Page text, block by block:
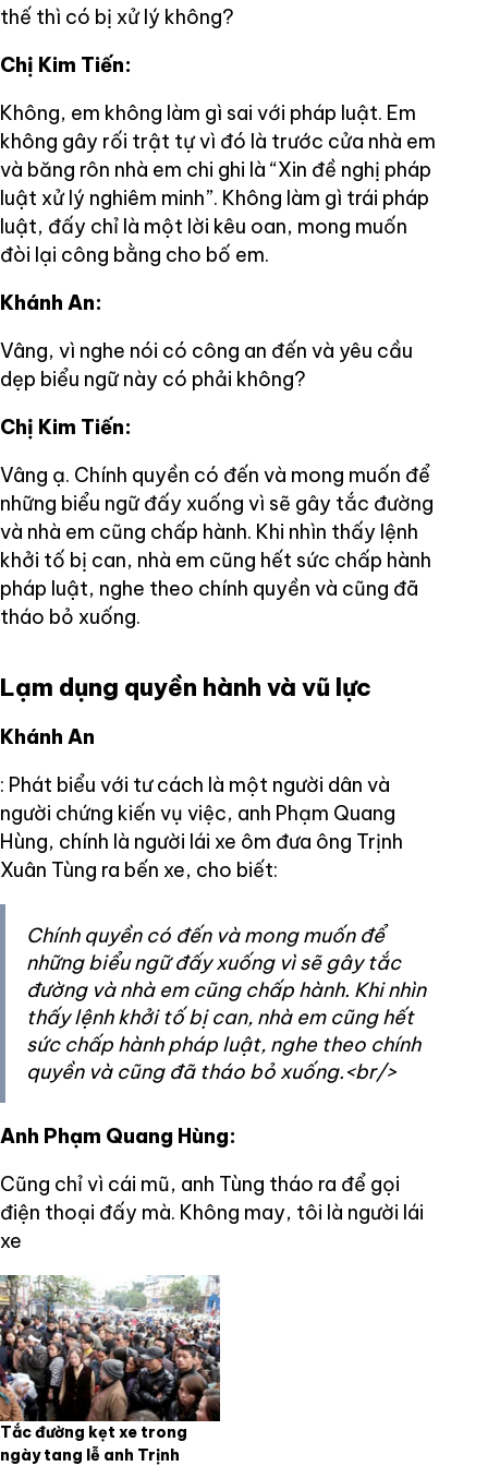
thế thì có bị xử lý không?
Chị Kim Tiến:
Không, em không làm gì sai với pháp luật. Em
không gây rối trật tự vì đó là trước cửa nhà em
và băng rôn nhà em chi ghi là “Xin đề nghị pháp
luật xử lý nghiêm minh”. Không làm gì trái pháp
luật, đấy chỉ là một lời kêu oan, mong muốn
đòi lại công bằng cho bố em.
Khánh An:
Vâng, vì nghe nói có công an đến và yêu cầu
dẹp biểu ngữ này có phải không?
Chị Kim Tiến:
Vâng ạ. Chính quyền có đến và mong muốn để
những biểu ngữ đấy xuống vì sẽ gây tắc đường
và nhà em cũng chấp hành. Khi nhìn thấy lệnh
khởi tố bị can, nhà em cũng hết sức chấp hành
pháp luật, nghe theo chính quyền và cũng đã
tháo bỏ xuống.
Lạm dụng quyền hành và vũ lực
Khánh An
: Phát biểu với tư cách là một người dân và
người chứng kiến vụ việc, anh Phạm Quang
Hùng, chính là người lái xe ôm đưa ông Trịnh
Xuân Tùng ra bến xe, cho biết:
Chính quyền có đến và mong muốn để
những biểu ngữ đấy xuống vì sẽ gây tắc
đường và nhà em cũng chấp hành. Khi nhìn
thấy lệnh khởi tố bị can, nhà em cũng hết
sức chấp hành pháp luật, nghe theo chính
quyền và cũng đã tháo bỏ xuống.<br/>
Anh Phạm Quang Hùng:
Cũng chỉ vì cái mũ, anh Tùng tháo ra để gọi
điện thoại đấy mà. Không may, tôi là người lái
xe
Tắc đường kẹt xe trong
ngày tang lễ anh Trịnh